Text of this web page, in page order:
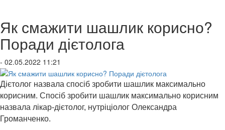
Як смажити шашлик корисно?
Поради дієтолога
- 02.05.2022 11:21
Дієтолог назвала спосіб зробити шашлик максимально
корисним. Спосіб зробити шашлик максимально корисним
назвала лікар-дієтолог, нутріціолог Олександра
Громанченко.